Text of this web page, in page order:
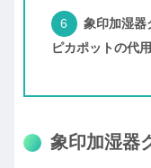
象印加湿器
ピカポットの代
象印加湿器